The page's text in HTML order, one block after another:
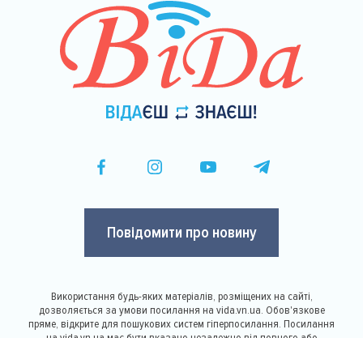
Повідомити про новину
Використання будь-яких матеріалів, розміщених на сайті,
дозволяється за умови посилання на vida.vn.ua. Обов'язкове
пряме, відкрите для пошукових систем гіперпосилання. Посилання